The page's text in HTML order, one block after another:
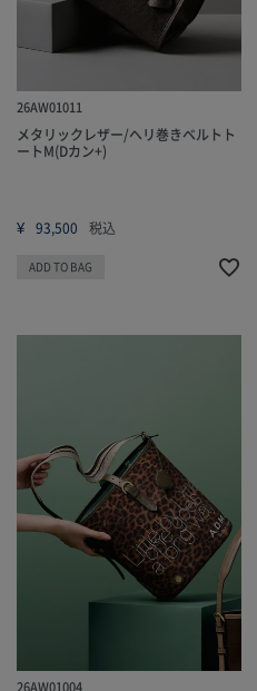
26AW01011
メタリックレザー/ヘリ巻きベルトト
ートM(Dカン+)
¥ 93,500 税込
ADD TO BAG
26AW01004